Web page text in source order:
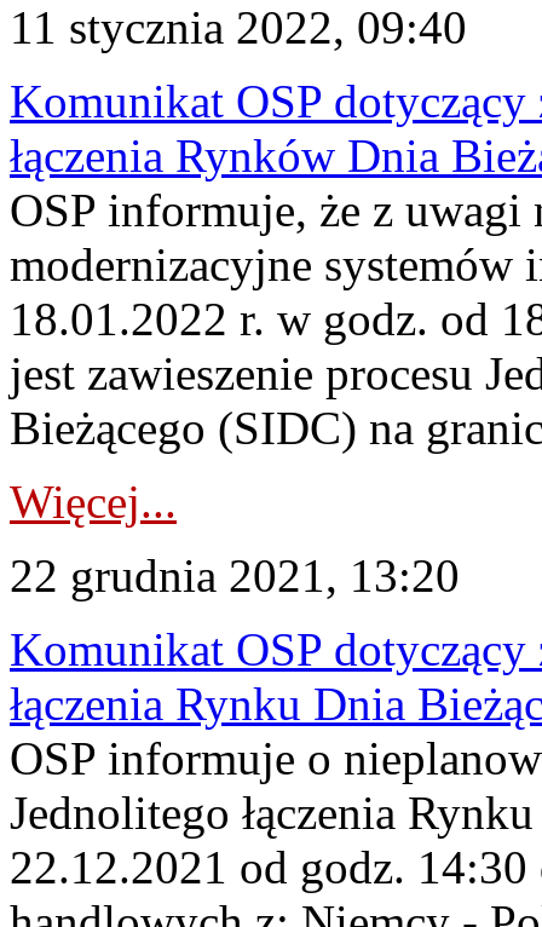
11 stycznia 2022, 09:40
Komunikat OSP dotyczący
łączenia Rynków Dnia
OSP informuje, że z uwagi
modernizacyjne
18.01.2022 r. w godz. od
jest zawieszenie procesu
Bieżącego (SIDC) na
Więcej...
22 grudnia 2021, 13:20
Komunikat OSP dotyczący
łączenia Rynku Dnia
OSP informuje o
Jednolitego łączenia
22.12.2021 od godz.